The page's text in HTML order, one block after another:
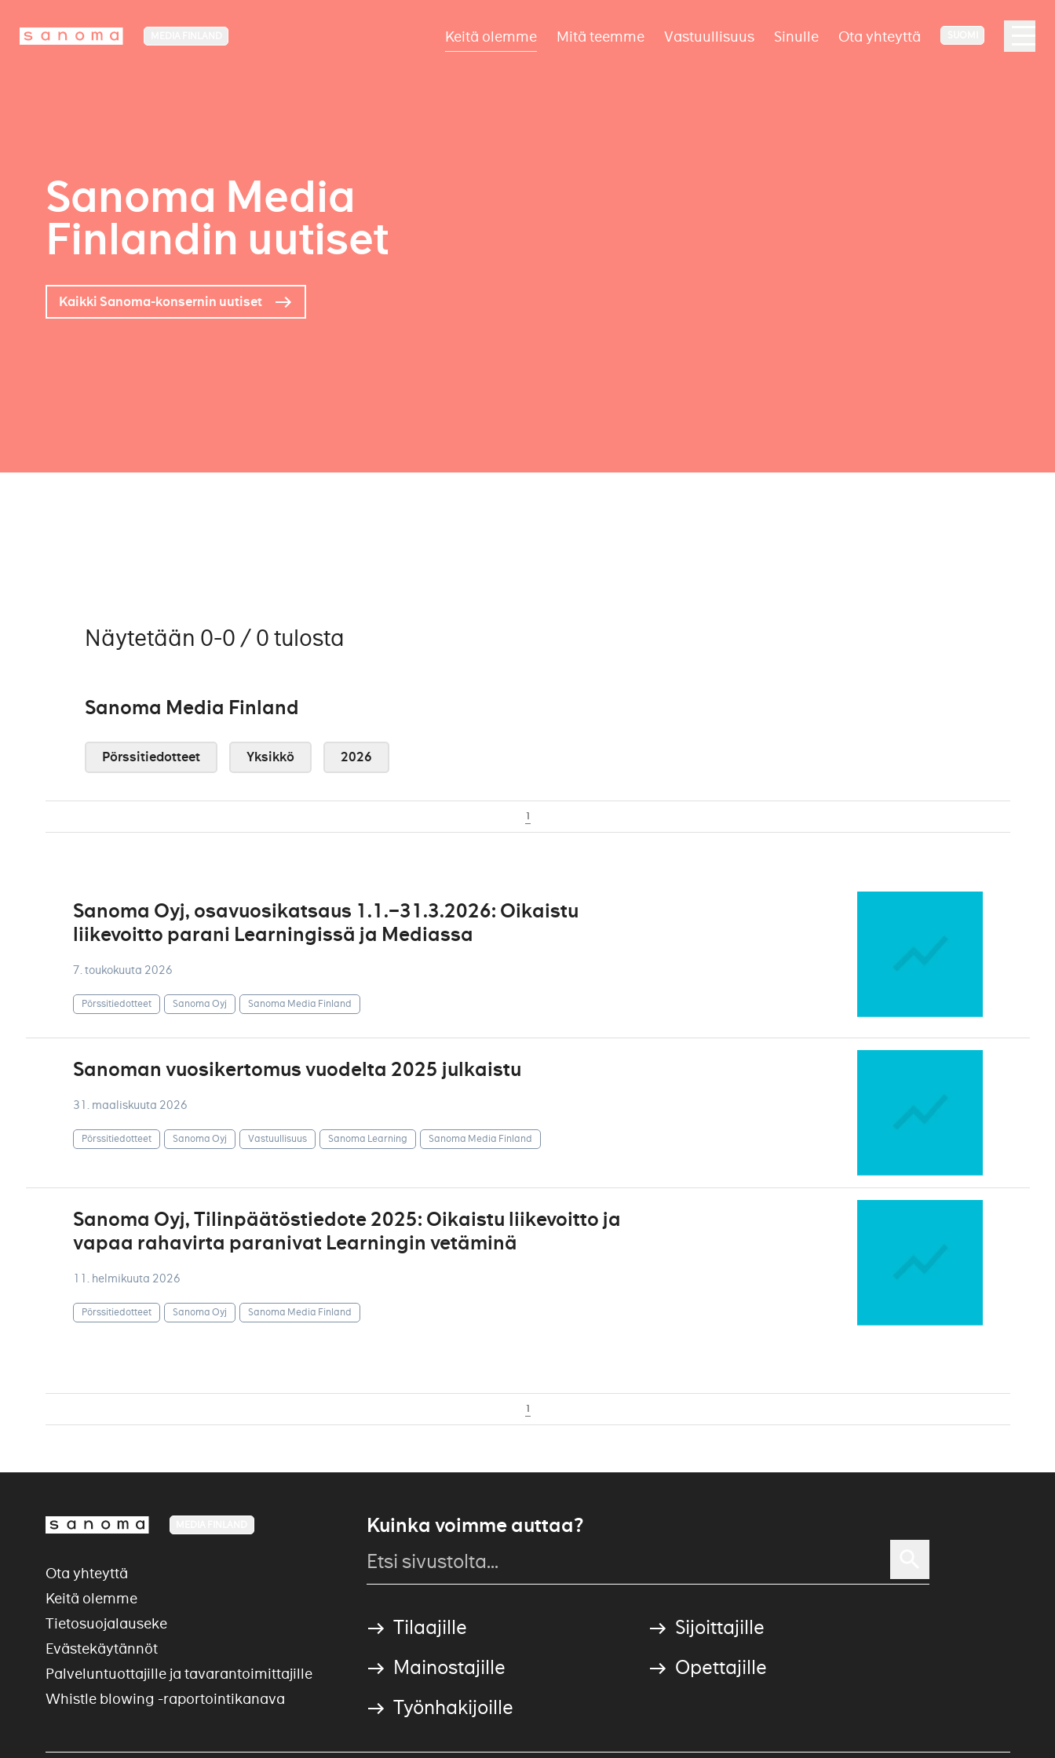
Keitä olemme Mitä teemme Vastuullisuus Sinulle Ota yhteyttä
Sanoma Media
Finlandin uutiset
Kaikki Sanoma-konsernin uutiset
Näytetään 0-0 / 0 tulosta
Sanoma Media Finland
Pörssitiedotteet Yksikkö 2026
1
Sanoma Oyj, osavuosikatsaus 1.1.–31.3.2026: Oikaistu
liikevoitto parani Learningissä ja Mediassa
7. toukokuuta 2026
Pörssitiedotteet Sanoma Oyj Sanoma Media Finland
Sanoman vuosikertomus vuodelta 2025 julkaistu
31. maaliskuuta 2026
Pörssitiedotteet Sanoma Oyj Vastuullisuus Sanoma Learning Sanoma Media Finland
Sanoma Oyj, Tilinpäätöstiedote 2025: Oikaistu liikevoitto ja
vapaa rahavirta paranivat Learningin vetäminä
11. helmikuuta 2026
Pörssitiedotteet Sanoma Oyj Sanoma Media Finland
1
Kuinka voimme auttaa?
Tilaajille
Sijoittajille
Mainostajille
Opettajille
Työnhakijoille
Ota yhteyttä
Keitä olemme
Tietosuojalauseke
Evästekäytännöt
Palveluntuottajille ja tavarantoimittajille
Whistle blowing -raportointikanava